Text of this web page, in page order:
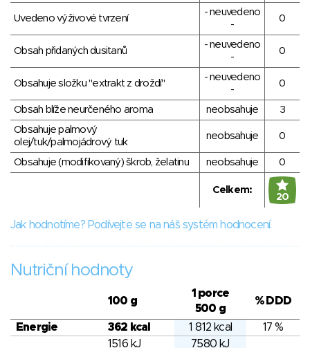
Uvedeno výživové tvrzení
- neuvedeno
-
0
Obsah přidaných dusitanů
- neuvedeno
-
0
Obsahuje složku "extrakt z droždí"
- neuvedeno
-
0
Obsah blíže neurčeného aroma neobsahuje
3
Obsahuje palmový
olej/tuk/palmojádrový tuk
neobsahuje 0
Obsahuje (modifikovaný) škrob, želatinu neobsahuje 0
Celkem:
20
Jak hodnotíme? Podívejte se na náš systém hodnocení.
Nutriční hodnoty
100 g
1 porce
500 g
% DDD
Energie 362 kcal 1 812 kcal
17 %
1516 kJ
7580 kJ